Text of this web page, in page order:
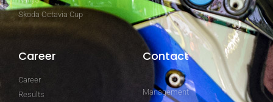
Skoda Octavia Cup
Career
Career
Results
Contact
Management